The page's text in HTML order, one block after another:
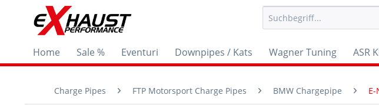
Home Sale % Eventuri Downpipes / Kats Wagner Tuning ASR
Charge Pipes FTP Motorsport Charge Pipes BMW Chargepipe